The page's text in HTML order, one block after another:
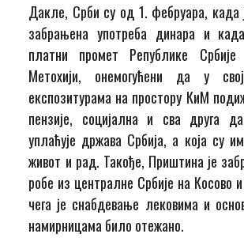
Дакле, Срби су од 1. фебруара, када
забрањена употреба динара и
платни промет Републике
Метохији, онемогућени да у
експозитурама на простору КиМ
пензије, социјална и сва друга
уплаћује држава Србија, а која су
живот и рад. Такође, Приштина је
робе из централне Србије на Косово
чега је снабдевање лековима и
намирницама било отежано.